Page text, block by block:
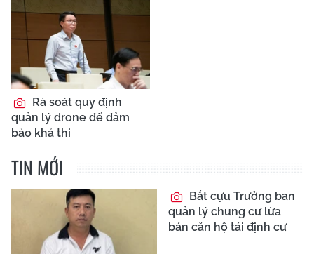
Rà soát quy định
quản lý drone để đảm
bảo khả thi
TIN MỚI
Bắt cựu Trưởng ban
quản lý chung cư lừa
bán căn hộ tái định cư